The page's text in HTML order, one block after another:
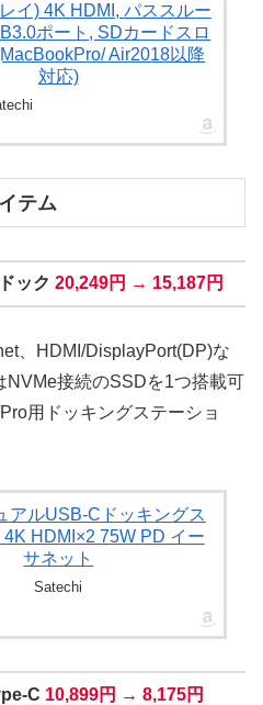
イ) 4K HDMI, パススルー
ポート, SDカードスロ
Air2018以降
対応)
テム
ック 20,249円 → 15,187円
、HDMI/DisplayPort(DP)な
NVMe接続のSSDを1つ搭載可
用ドッキングステーショ
アルUSB-Cドッキングス
4K HDMI×2 75W PD イー
サネット
Satechi
C 10,899円 → 8,175円